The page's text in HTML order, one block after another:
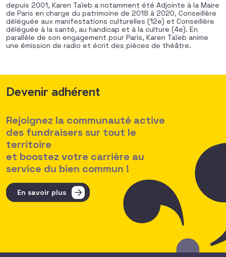
depuis 2001, Karen Taïeb a notamment été Adjointe à la Maire
de Paris en charge du patrimoine de 2018 à 2020, Conseillère
déléguée aux manifestations culturelles (12e) et Conseillère
déléguée à la santé, au handicap et à la culture (4e). En
parallèle de son engagement pour Paris, Karen Taïeb anime
une émission de radio et écrit des pièces de théâtre.
Devenir adhérent
Rejoignez la communauté active
des fundraisers sur tout le
territoire
et boostez votre carrière au
service du bien commun !
En savoir plus